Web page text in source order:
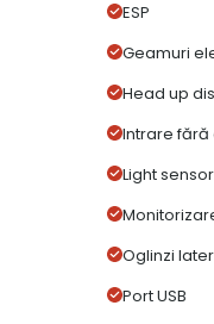
ESP
Geamuri
Head up
Intrare fără
Light sensor
Oglinzi
Port USB